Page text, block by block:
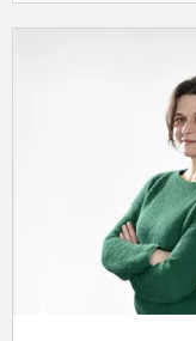
Grand Prix
Agroalimentaire
décerné vendredi 6